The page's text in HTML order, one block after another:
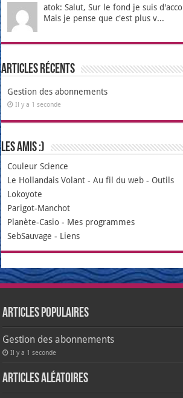
atok: Salut, Sur le fond je suis
Mais je pense que c'est plus v...
Articles récents
Gestion des abonnements
Il y a 1 seconde
Les amis :)
Couleur Science
Le Hollandais Volant -Au fil du web - Outils
Lokoyote
Parigot-Manchot
Planète-Casio - Mes programmes
SebSauvage - Liens
Articles populaires
Gestion des abonnements
Il y a 1 seconde
Articles aléatoires